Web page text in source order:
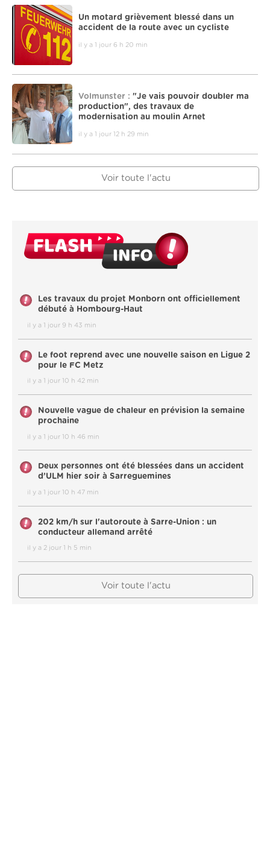
Un motard grièvement blessé dans un
accident de la route avec un cycliste
il y a 1 jour 6 h 20 min
Volmunster : "Je vais pouvoir doubler ma
production", des travaux de
modernisation au moulin Arnet
il y a 1 jour 12 h 29 min
Voir toute l'actu
Les travaux du projet Monborn ont officiellement
débuté à Hombourg-Haut
il y a 1 jour 9 h 43 min
Le foot reprend avec une nouvelle saison en Ligue 2
pour le FC Metz
il y a 1 jour 10 h 42 min
Nouvelle vague de chaleur en prévision la semaine
prochaine
il y a 1 jour 10 h 46 min
Deux personnes ont été blessées dans un accident
d’ULM hier soir à Sarreguemines
il y a 1 jour 10 h 47 min
202 km/h sur l'autoroute à Sarre-Union : un
conducteur allemand arrêté
il y a 2 jour 1 h 5 min
Voir toute l'actu